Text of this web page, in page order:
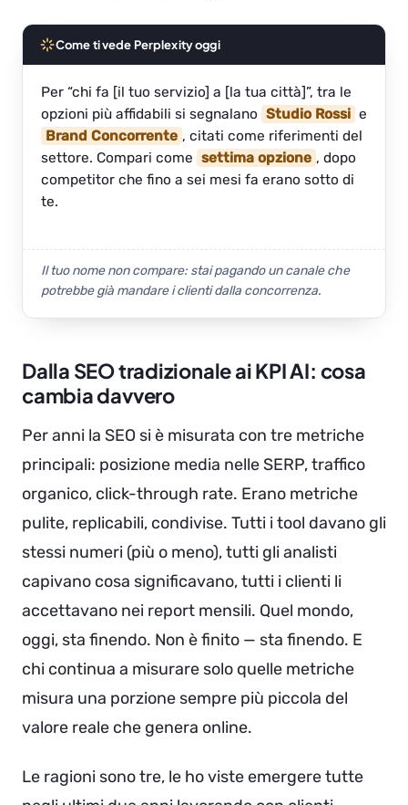
Come ti vede Perplexity oggi
Per “chi fa [il tuo servizio] a [la tua città]”, tra le
opzioni più affidabili si segnalano Studio Rossi e
Brand Concorrente , citati come riferimenti del
settore. Compari come settima opzione , dopo
competitor che fino a sei mesi fa erano sotto di
te.
Il tuo nome non compare: stai pagando un canale che
potrebbe già mandare i clienti dalla concorrenza.
Dalla SEO tradizionale ai KPI AI: cosa
cambia davvero
Per anni la SEO si è misurata con tre metriche
principali: posizione media nelle SERP, traffico
organico, click-through rate. Erano metriche
pulite, replicabili, condivise. Tutti i tool davano gli
stessi numeri (più o meno), tutti gli analisti
capivano cosa significavano, tutti i clienti li
accettavano nei report mensili. Quel mondo,
oggi, sta finendo. Non è finito — sta finendo. E
chi continua a misurare solo quelle metriche
misura una porzione sempre più piccola del
valore reale che genera online.
Le ragioni sono tre, le ho viste emergere tutte